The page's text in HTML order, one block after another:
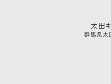
太田
群馬県太